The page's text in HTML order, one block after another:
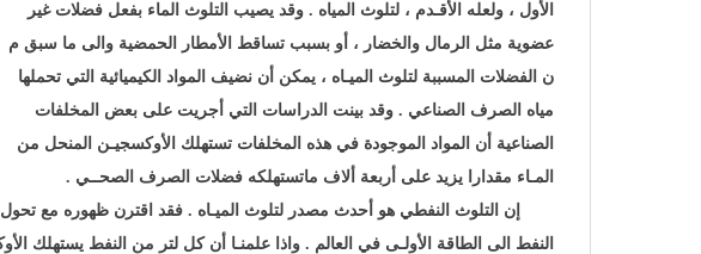
الأول ، ولعله الأقـدم ، لتلوث المياه . وقد يصيب التلوث الماء بفعل فضلات غير
عضوية مثل الرمال والخضار ، أو بسبب تساقط الأمطار الحمضية والى ما سبق م
ن الفضلات المسببة لتلوث الميـاه ، يمكن أن نضيف المواد الكيميائية التي تحملها
مياه الصرف الصناعي . وقد بينت الدراسات التي أجريت على بعض المخلفات
الصناعية أن المواد الموجودة في هذه المخلفات تستهلك الأوكسجيـن المنحل من
المـاء مقدارا يزيد على أربعة ألاف ماتستهلكه فضلات الصرف الصحــي .
إن التلوث النفطي هو أحدث مصدر لتلوث الميـاه . فقد اقترن ظهوره مع تحول